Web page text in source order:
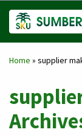
Home » supplier